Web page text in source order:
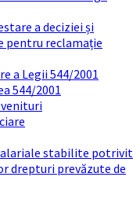
a deciziei și
pentru reclamație
a Legii 544/2001
544/2001
stabilite potrivit
drepturi prevăzute de